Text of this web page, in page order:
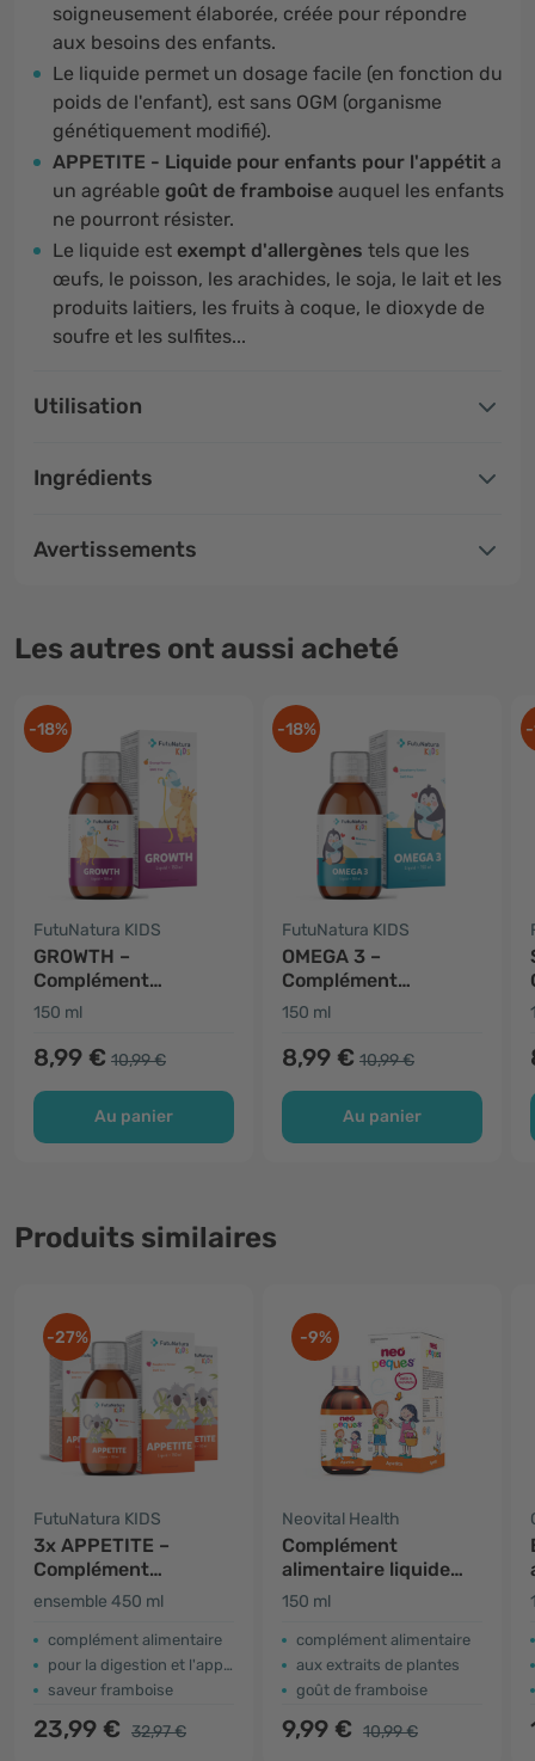
soigneusement élaborée, créée pour répondre
aux besoins des enfants.
Le liquide permet un dosage facile (en fonction du
poids de l'enfant), est sans OGM (organisme
génétiquement modifié).
APPETITE - Liquide pour enfants pour l'appétit a
un agréable goût de framboise auquel les enfants
ne pourront résister.
Le liquide est exempt d'allergènes tels que les
œufs, le poisson, les arachides, le soja, le lait et les
produits laitiers, les fruits à coque, le dioxyde de
soufre et les sulfites...
Utilisation
Ingrédients
Avertissements
Les autres ont aussi acheté
-18%
FutuNatura KIDS
GROWTH –
Complément
alimentaire liquide
période de
croissance
150 ml
8,99 € 10,99 €
Au panier
-18%
FutuNatura KIDS
OMEGA 3 –
Complément
alimentaire liquide
150 ml
8,99 € 10,99 €
Au panier
Produits similaires
-27%
FutuNatura KIDS
3x APPETITE –
Complément
alimentaire liquide
l'appétit
ensemble 450 ml
complément alimentaire
pour la digestion et l'appétit
saveur framboise
23,99 € 32,97 €
-9%
Neovital Health
Complément
alimentaire liquide
pour enfants –
150 ml
complément alimentaire
aux extraits de plantes
goût de framboise
9,99 € 10,99 €